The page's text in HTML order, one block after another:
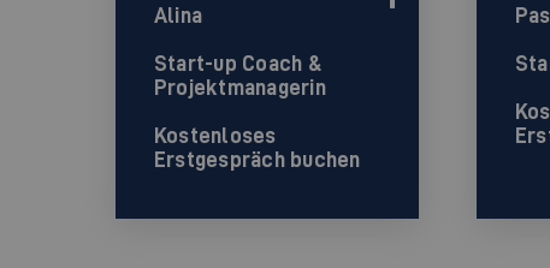
Alina
Start-up Coach &
Projektmanagerin
Kostenloses
Erstgespräch buchen